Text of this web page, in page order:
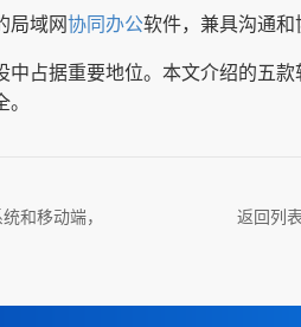
局域网协同办公软件，兼具沟通和
中占据重要地位。本文介绍的五
和移动端，
返回列表